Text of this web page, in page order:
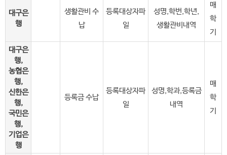
대구은
행
생활관비 수
납
등록대상자파
일
성명,학번,학년,
생활관비내역
매
학
기
대구은
행,
농협은
행,
신한은
행,
국민은
행,
기업은
행
등록금 수납
등록대상자파
일
성명,학과,등록금
내역
매
학
기